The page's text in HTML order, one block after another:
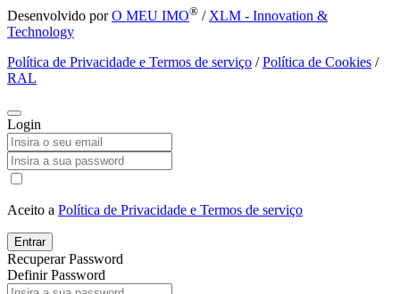
Desenvolvido porO MEU IMO® / XLM - Innovation &
Technology
Política de Privacidade e Termos de serviço /Política de Cookies /
RAL
Login
Aceito a Política de Privacidade e Termos de serviço
Entrar
Recuperar Password
Definir Password